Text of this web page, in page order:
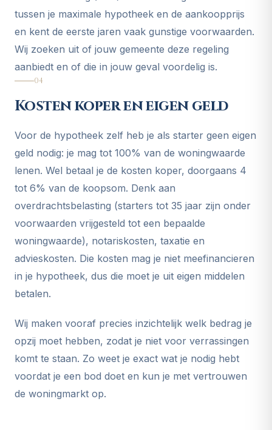
tussen je maximale hypotheek en de aankoopprijs
en kent de eerste jaren vaak gunstige voorwaarden.
Wij zoeken uit of jouw gemeente deze regeling
aanbiedt en of die in jouw geval voordelig is.
04
Kosten koper en eigen geld
Voor de hypotheek zelf heb je als starter geen eigen
geld nodig: je mag tot 100% van de woningwaarde
lenen. Wel betaal je de kosten koper, doorgaans 4
tot 6% van de koopsom. Denk aan
overdrachtsbelasting (starters tot 35 jaar zijn onder
voorwaarden vrijgesteld tot een bepaalde
woningwaarde), notariskosten, taxatie en
advieskosten. Die kosten mag je niet meefinancieren
in je hypotheek, dus die moet je uit eigen middelen
betalen.
Wij maken vooraf precies inzichtelijk welk bedrag je
opzij moet hebben, zodat je niet voor verrassingen
komt te staan. Zo weet je exact wat je nodig hebt
voordat je een bod doet en kun je met vertrouwen
de woningmarkt op.